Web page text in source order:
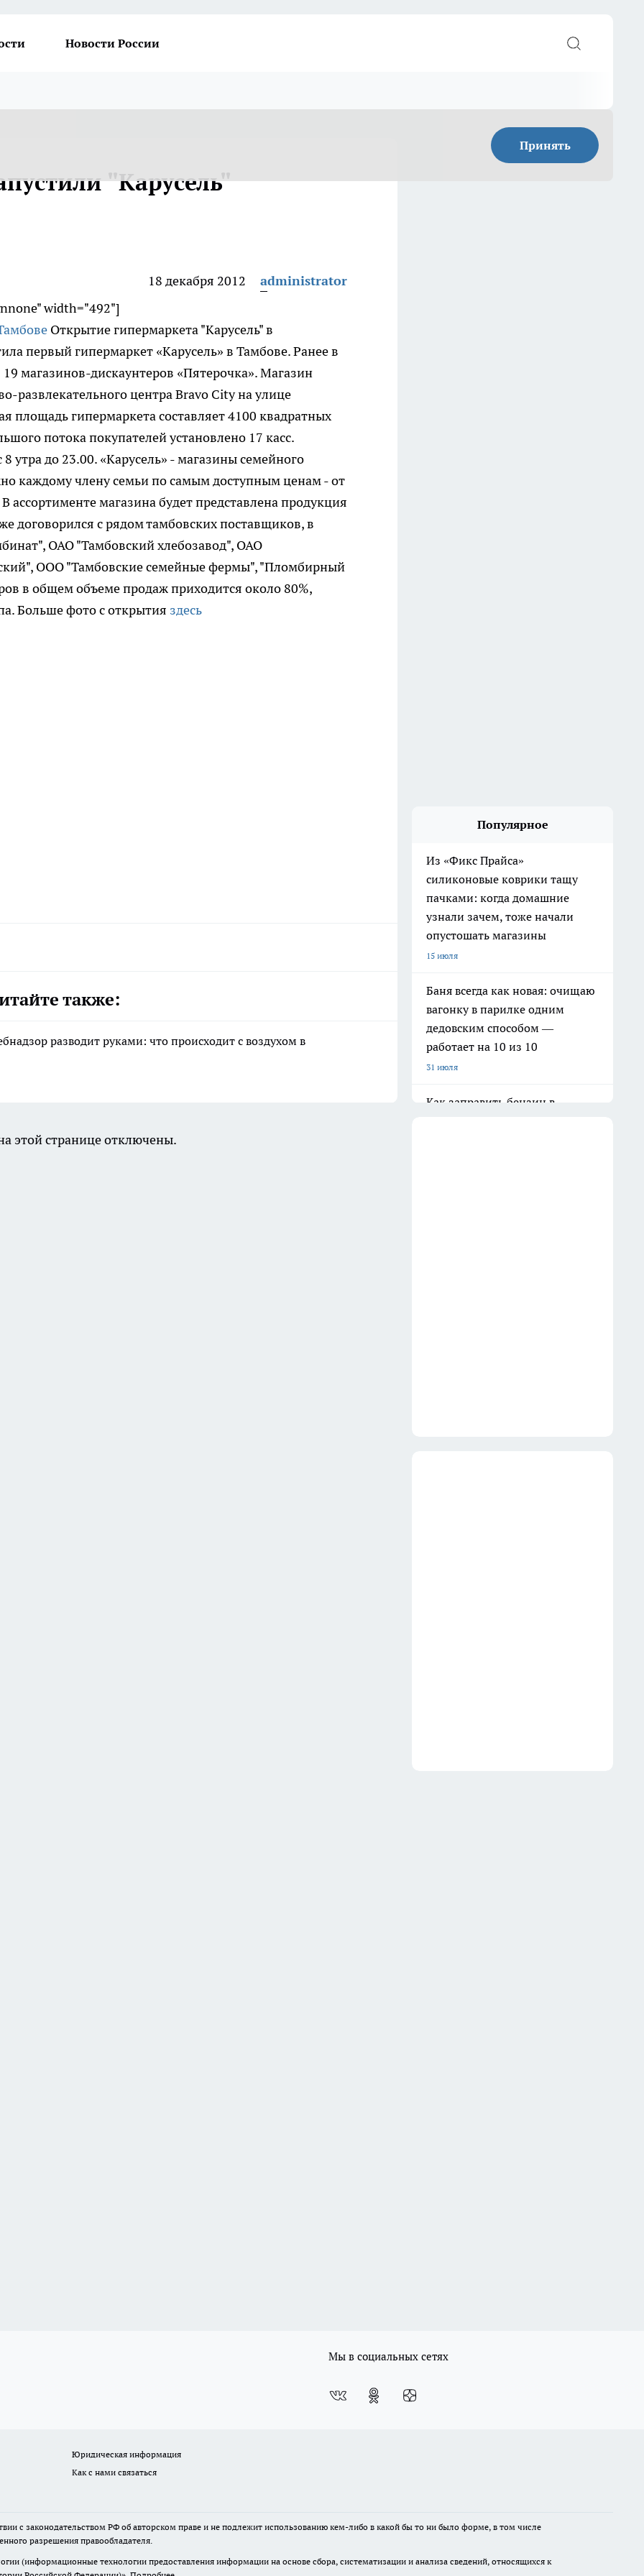
Новости России
Принять
"Карусель"
18 декабря 2012
administrator
width="492"]
Открытие гипермаркета "Карусель" в
первый гипермаркет «Карусель» в Тамбове. Ранее в
магазинов-дискаунтеров «Пятерочка». Магазин
развлекательного центра Bravo City на улице
площадь гипермаркета составляет 4100 квадратных
потока покупателей установлено 17 касс.
8 утра до 23.00. «Карусель» - магазины семейного
каждому члену семьи по самым доступным ценам - от
ассортименте магазина будет представлена продукция
договорился с рядом тамбовских поставщиков, в
ОАО "Тамбовский хлебозавод", ОАО
ООО "Тамбовские семейные фермы", "Пломбирный
в общем объеме продаж приходится около 80%,
Больше фото с открытия здесь
также:
разводит руками: что происходит с воздухом в
Популярное
Из «Фикс Прайса»
силиконовые коврики тащу
пачками: когда домашние
узнали зачем, тоже начали
опустошать магазины
15 июля
Баня всегда как новая: очищаю
вагонку в парилке одним
дедовским способом —
работает на 10 из 10
31 июля
этой странице отключены.
Мы в социальных сетях
Юридическая информация
Как с нами связаться
с законодательством РФ об авторском праве и не подлежит использованию кем-либо в какой бы то ни было форме, в том числе
разрешения правообладателя.
(информационные технологии предоставления информации на основе сбора, систематизации и анализа сведений, относящихся к